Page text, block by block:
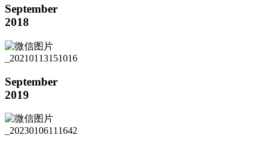
September
2018
September
2019